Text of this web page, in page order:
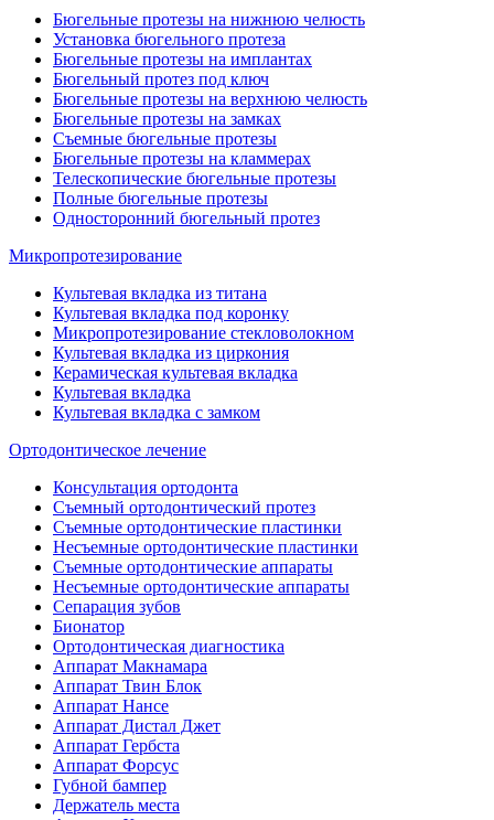
Бюгельные протезы на нижнюю челюсть
Установка бюгельного протеза
Бюгельные протезы на имплантах
Бюгельный протез под ключ
Бюгельные протезы на верхнюю челюсть
Бюгельные протезы на замках
Съемные бюгельные протезы
Бюгельные протезы на кламмерах
Телескопические бюгельные протезы
Полные бюгельные протезы
Односторонний бюгельный протез
Микропротезирование
Культевая вкладка из титана
Культевая вкладка под коронку
Микропротезирование стекловолокном
Культевая вкладка из циркония
Керамическая культевая вкладка
Культевая вкладка
Культевая вкладка с замком
Ортодонтическое лечение
Консультация ортодонта
Съемный ортодонтический протез
Съемные ортодонтические пластинки
Несъемные ортодонтические пластинки
Съемные ортодонтические аппараты
Несъемные ортодонтические аппараты
Сепарация зубов
Бионатор
Ортодонтическая диагностика
Аппарат Макнамара
Аппарат Твин Блок
Аппарат Нансе
Аппарат Дистал Джет
Аппарат Гербста
Аппарат Форсус
Губной бампер
Держатель места